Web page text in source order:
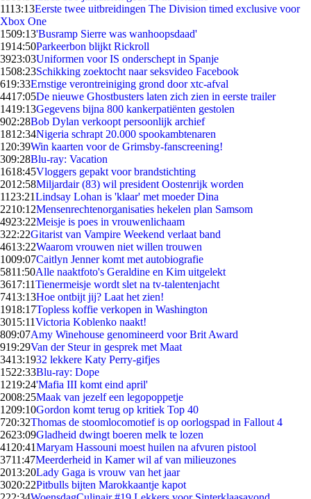
1113:13Eerste twee uitbreidingen The Division timed exclusive voor
Xbox One
1509:13'Busramp Sierre was wanhoopsdaad'
1914:50Parkeerbon blijkt Rickroll
3923:03Uniformen voor IS onderschept in Spanje
1508:23Schikking zoektocht naar seksvideo Facebook
619:33Ernstige verontreiniging grond door xtc-afval
4417:05De nieuwe Ghostbusters laten zich zien in eerste trailer
1419:13Gegevens bijna 800 kankerpatiënten gestolen
902:28Bob Dylan verkoopt persoonlijk archief
1812:34Nigeria schrapt 20.000 spookambtenaren
1 20:39Win kaarten voor de Grimsby-fanscreening!
309:28Blu-ray: Vacation
1618:45Vloggers gepakt voor brandstichting
2012:58Miljardair (83) wil president Oostenrijk worden
11 23:21Lindsay Lohan is 'klaar' met moeder Dina
2210:12Mensenrechtenorganisaties hekelen plan Samsom
4923:22Meisje is poes in vrouwenlichaam
322:22Gitarist van Vampire Weekend verlaat band
4613:22Waarom vrouwen niet willen trouwen
1009:07Caitlyn Jenner komt met autobiografie
5811:50Alle naaktfoto's Geraldine en Kim uitgelekt
3617:11Tienermeisje wordt slet na tv-talentenjacht
7413:13Hoe ontbijt jij? Laat het zien!
1918:17Topless koffie verkopen in Washington
3015:11Victoria Koblenko naakt!
809:07Amy Winehouse genomineerd voor Brit Award
919:29Van der Steur in gesprek met Maat
3413:1932 lekkere Katy Perry-gifjes
1522:33Blu-ray: Dope
1219:24'Mafia III komt eind april'
2008:25Maak van jezelf een legopoppetje
1209:10Gordon komt terug op kritiek Top 40
720:32Thomas de stoomlocomotief is op oorlogspad in Fallout 4
2623:09Gladheid dwingt boeren melk te lozen
41 20:41Maryam Hassouni moest huilen na afvuren pistool
3711:47Meerderheid in Kamer wil af van milieuzones
2013:20Lady Gaga is vrouw van het jaar
3020:22Pitbulls bijten Marokkaantje kapot